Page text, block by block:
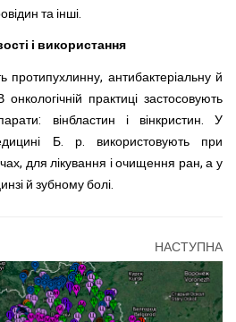
та інші.
і використання
антибактеріальну й
онкологічній практиці застосовують
вінбластин і вінкристин. У
Б. р. використовують при
для лікування і очищення ран, а у
й зубному болі.
НАСТУПНА